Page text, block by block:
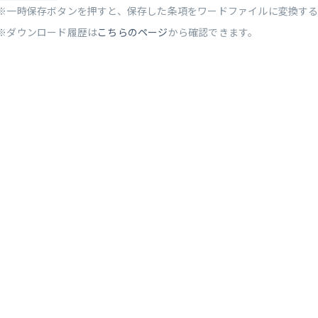
一時保存ボタンを押すと、保存した条項をワードファイルに変換する
ダウンロード履歴はこちらのページから確認できます。